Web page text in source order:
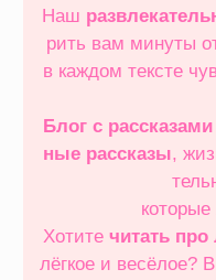
Наш
рить вам минуты
в каждом тексте
Блог с рассказами
ные рассказы,
Хотите читать
лёгкое и весёлое?